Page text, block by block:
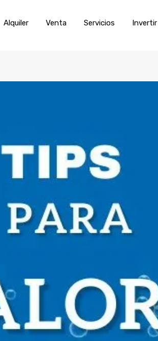
Inicio Alquiler Venta
Alquiler Venta Servicios Invertir